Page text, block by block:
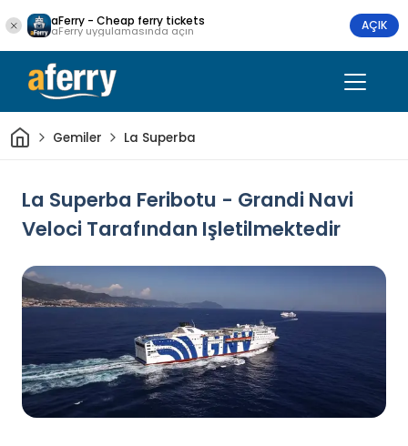
aFerry - Cheap ferry tickets
aFerry uygulamasında açın AÇIK
Ev Gemiler La Superba
La Superba Feribotu - Grandi Navi
Veloci Tarafından Işletilmektedir